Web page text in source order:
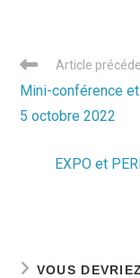
Read
articles
Article
Mini-conférence
5 octobre 2022
EXPO et
VOUS